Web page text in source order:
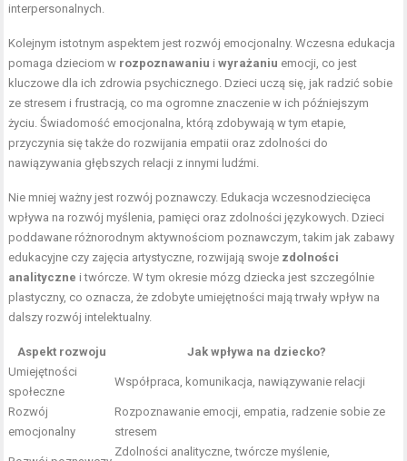
interpersonalnych.
Kolejnym istotnym aspektem jest rozwój emocjonalny. Wczesna edukacja
pomaga dzieciom w rozpoznawaniu iwyrażaniu emocji, co jest
kluczowe dla ich zdrowia psychicznego. Dzieci uczą się, jak radzić sobie
ze stresem i frustracją, co ma ogromne znaczenie w ich późniejszym
życiu. Świadomość emocjonalna, którą zdobywają w tym etapie,
przyczynia się także do rozwijania empatii oraz zdolności do
nawiązywania głębszych relacji z innymi ludźmi.
Nie mniej ważny jest rozwój poznawczy. Edukacja wczesnodziecięca
wpływa na rozwój myślenia, pamięci oraz zdolności językowych. Dzieci
poddawane różnorodnym aktywnościom poznawczym, takim jak zabawy
edukacyjne czy zajęcia artystyczne, rozwijają swoje zdolności
analityczne i twórcze. W tym okresie mózg dziecka jest szczególnie
plastyczny, co oznacza, że zdobyte umiejętności mają trwały wpływ na
dalszy rozwój intelektualny.
Aspekt rozwoju
Jak wpływa na dziecko?
Umiejętności
społeczne
Współpraca, komunikacja, nawiązywanie relacji
Rozwój
emocjonalny
Rozpoznawanie emocji, empatia, radzenie sobie ze
stresem
Zdolności analityczne, twórcze myślenie,